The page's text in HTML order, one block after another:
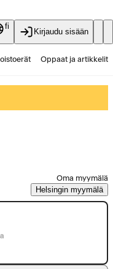
fi
Kirjaudu sisään
Oppaat ja artikkelit
Oma myymälä
Helsingin myymälä